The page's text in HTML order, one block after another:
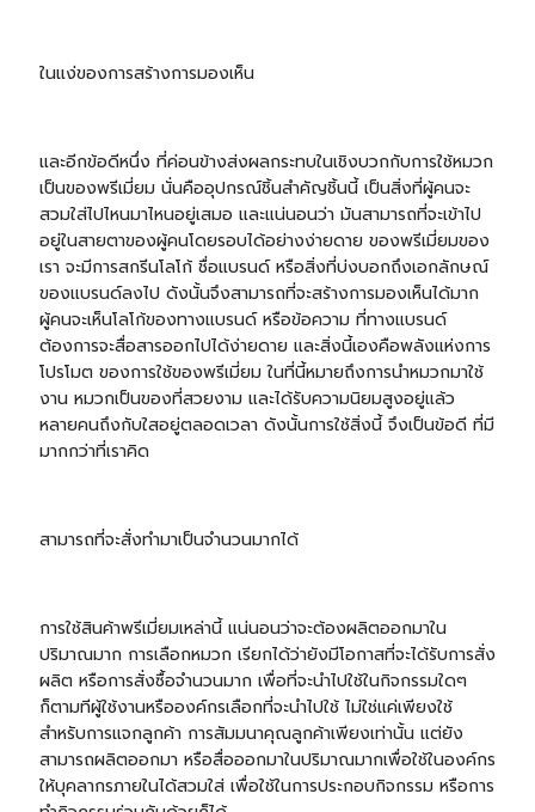
ในแง่ของการสร้างการมองเห็น
และอีกข้อดีหนึ่ง ที่ค่อนข้างส่งผลกระทบในเชิงบวกกับการใช้หมวก
เป็นของพรีเมี่ยม นั่นคืออุปกรณ์ชิ้นสำคัญชิ้นนี้ เป็นสิ่งที่ผู้คนจะ
สวมใส่ไปไหนมาไหนอยู่เสมอ และแน่นอนว่า มันสามารถที่จะเข้าไป
อยู่ในสายตาของผู้คนโดยรอบได้อย่างง่ายดาย ของพรีเมี่ยมของ
เรา จะมีการสกรีนโลโก้ ชื่อแบรนด์ หรือสิ่งที่บ่งบอกถึงเอกลักษณ์
ของแบรนด์ลงไป ดังนั้นจึงสามารถที่จะสร้างการมองเห็นได้มาก
ผู้คนจะเห็นโลโก้ของทางแบรนด์ หรือข้อความ ที่ทางแบรนด์
ต้องการจะสื่อสารออกไปได้ง่ายดาย และสิ่งนี้เองคือพลังแห่งการ
โปรโมต ของการใช้ของพรีเมี่ยม ในที่นี้หมายถึงการนำหมวกมาใช้
งาน หมวกเป็นของที่สวยงาม และได้รับความนิยมสูงอยู่แล้ว
หลายคนถึงกับใสอยู่ตลอดเวลา ดังนั้นการใช้สิ่งนี้ จึงเป็นข้อดี ที่มี
มากกว่าที่เราคิด
สามารถที่จะสั่งทำมาเป็นจำนวนมากได้
การใช้สินค้าพรีเมี่ยมเหล่านี้ แน่นอนว่าจะต้องผลิตออกมาใน
ปริมาณมาก การเลือกหมวก เรียกได้ว่ายังมีโอกาสที่จะได้รับการสั่ง
ผลิต หรือการสั่งซื้อจำนวนมาก เพื่อที่จะนำไปใช้ในกิจกรรมใดๆ
ก็ตามทีผู้ใช้งานหรือองค์กรเลือกที่จะนำไปใช้ ไม่ใช่แค่เพียงใช้
สำหรับการแจกลูกค้า การสัมมนาคุณลูกค้าเพียงเท่านั้น แต่ยัง
สามารถผลิตออกมา หรือสื่อออกมาในปริมาณมากเพื่อใช้ในองค์กร
ให้บุคลากรภายในได้สวมใส่ เพื่อใช้ในการประกอบกิจกรรม หรือการ